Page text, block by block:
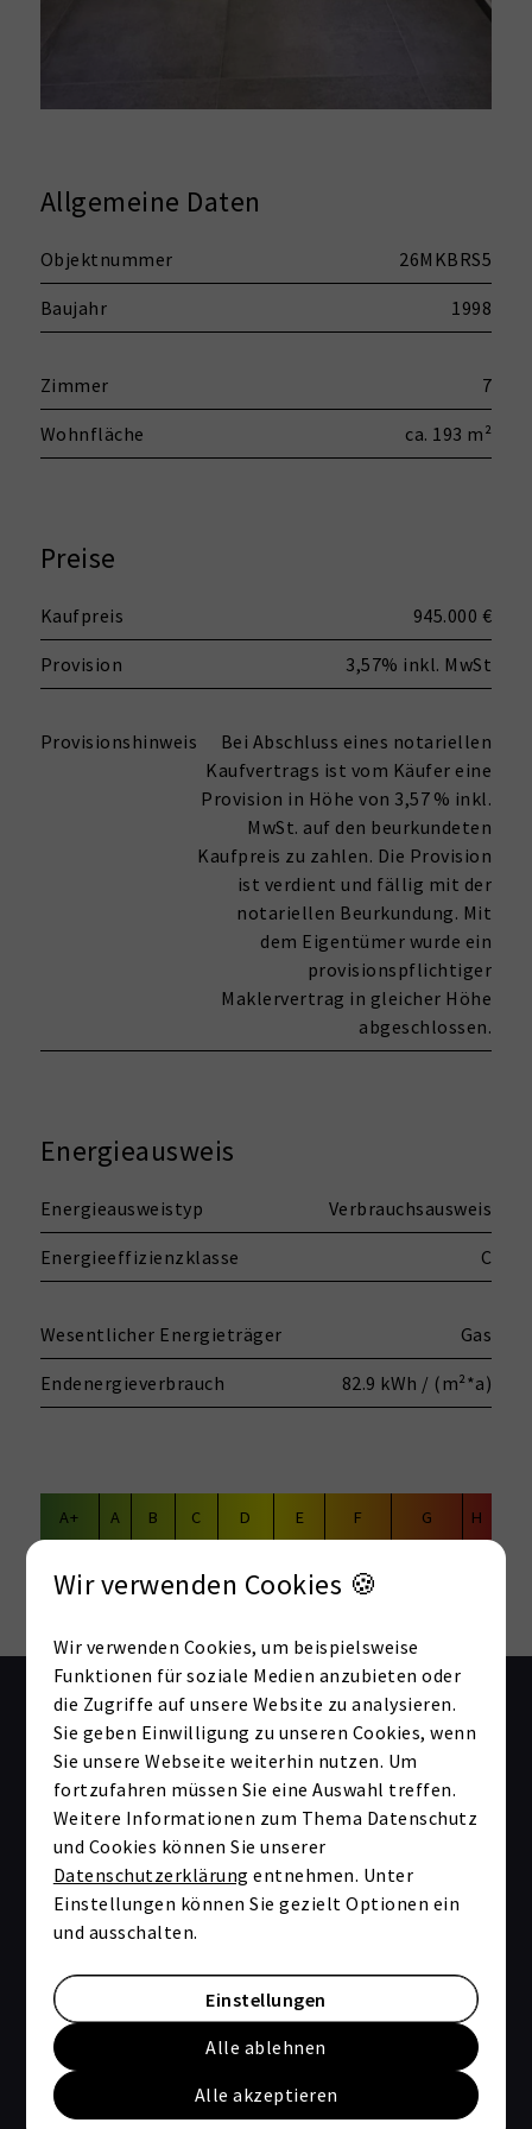
Allgemeine Daten
Objektnummer 26MKBRS5
Baujahr 1998
Zimmer 7
Wohnfläche ca. 193 m²
Preise
Kaufpreis 945.000 €
Provision 3,57% inkl. MwSt
Provisionshinweis
Bei Abschluss eines notariellen
Kaufvertrags ist vom Käufer eine
Provision in Höhe von 3,57 % inkl.
MwSt. auf den beurkundeten
Kaufpreis zu zahlen. Die Provision
ist verdient und fällig mit der
notariellen Beurkundung. Mit
dem Eigentümer wurde ein
provisionspflichtiger
Maklervertrag in gleicher Höhe
abgeschlossen.
Energieausweis
Energieausweistyp Verbrauchsausweis
Energieeffizienzklasse C
Wesentlicher Energieträger Gas
Endenergieverbrauch 82.9 kWh / (m²*a)
A+ A B C D E F G H
Sie möchten wissen, ob diese
Immobilie zu Ihrem Budget passt?
Beantworten Sie einfach ein paar Fragen zu Ihrer
finanziellen Situation und Ihren Wünschen. Wir
erstellen Ihnen dann eine individuelle
Finanzierungsempfehlung.
Angaben zur finanziellen Situation
Kaufpreis der Immobilie
Vorhandenes Eigenkapital in €
Wir verwenden Cookies 🍪
Wir verwenden Cookies, um beispielsweise
Funktionen für soziale Medien anzubieten oder
die Zugriffe auf unsere Website zu analysieren.
Sie geben Einwilligung zu unseren Cookies, wenn
Sie unsere Webseite weiterhin nutzen. Um
fortzufahren müssen Sie eine Auswahl treffen.
Weitere Informationen zum Thema Datenschutz
und Cookies können Sie unserer
Datenschutzerklärung entnehmen. Unter
Einstellungen können Sie gezielt Optionen ein
und ausschalten.
Einstellungen
Alle ablehnen
Alle akzeptieren